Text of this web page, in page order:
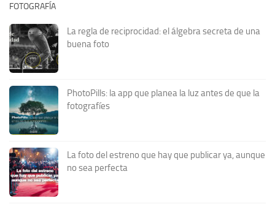
FOTOGRAFÍA
La regla de reciprocidad: el álgebra secreta de una
buena foto
PhotoPills: la app que planea la luz antes de que la
fotografíes
La foto del estreno que hay que publicar ya, aunque
no sea perfecta